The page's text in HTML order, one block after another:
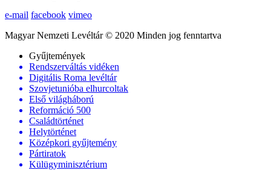
e-mail facebook vimeo
Magyar Nemzeti Levéltár © 2020 Minden jog fenntartva
Gyűjtemények
Rendszerváltás vidéken
Digitális Roma levéltár
Szovjetunióba elhurcoltak
Első világháború
Reformáció 500
Családtörténet
Helytörténet
Középkori gyűjtemény
Pártiratok
Külügyminisztérium